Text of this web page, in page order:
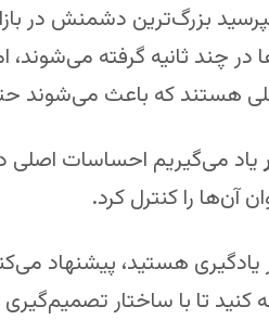
بپرسید بزرگ‌ترین دشمنش در
در چند ثانیه گرفته
هستند که باعث می‌شوند
یاد می‌گیریم احساسات اصلی
آن‌ها را کنترل کرد.
یادگیری هستید، پیشنهاد
کنید تا با ساختار